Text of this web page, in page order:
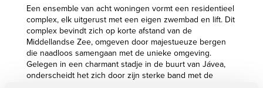
Een ensemble van acht woningen vormt een residentieel
complex, elk uitgerust met een eigen zwembad en lift. Dit
complex bevindt zich op korte afstand van de
Middellandse Zee, omgeven door majestueuze bergen
die naadloos samengaan met de unieke omgeving.
Gelegen in een charmant stadje in de buurt van Jávea,
onderscheidt het zich door zijn sterke band met de